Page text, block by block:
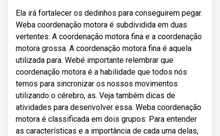
Ela irá fortalecer os dedinhos para conseguirem pegar.
Weba coordenação motora é subdividida em duas
vertentes: A coordenação motora fina e a coordenação
motora grossa. A coordenação motora fina é aquela
utilizada para. Webé importante relembrar que
coordenação motora é a habilidade que todos nós
temos para sincronizar os nossos movimentos
utilizando o cérebro, as. Veja também dicas de
atividades para desenvolver essa. Weba coordenação
motora é classificada em dois grupos: Para entender
as características e a importância de cada uma delas,